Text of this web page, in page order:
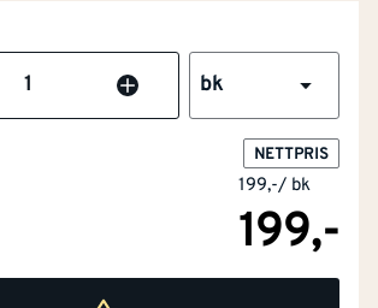
Antall bk
NETTPRIS
199,-/ bk
199,-